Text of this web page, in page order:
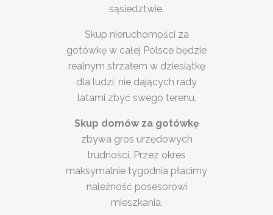
sąsiedztwie.
Skup nieruchomości za
gotówkę w całej Polsce będzie
realnym strzałem w dziesiątkę
dla ludzi, nie dających rady
latami zbyć swego terenu.
Skup domów za gotówkę
zbywa gros urzędowych
trudności. Przez okres
maksymalnie tygodnia płacimy
należność posesorowi
mieszkania.